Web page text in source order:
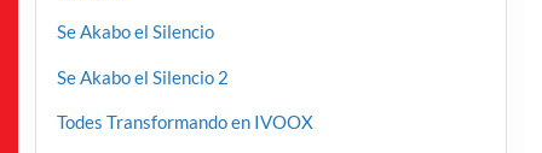
Se Akabo el Silencio
Se Akabo el Silencio 2
Todes Transformando en IVOOX